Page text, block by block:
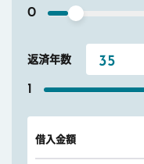
0
返済年数
1
借入金額